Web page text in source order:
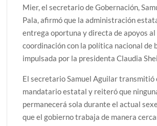
Mier, el secretario de Gobernación,
Pala, afirmó que la administración
entrega oportuna y directa de apoyos al
coordinación con la política nacional de
impulsada por la presidenta Claudia
El secretario Samuel Aguilar transmitió
mandatario estatal y reiteró que
permanecerá sola durante el actual
que el gobierno trabaja de manera